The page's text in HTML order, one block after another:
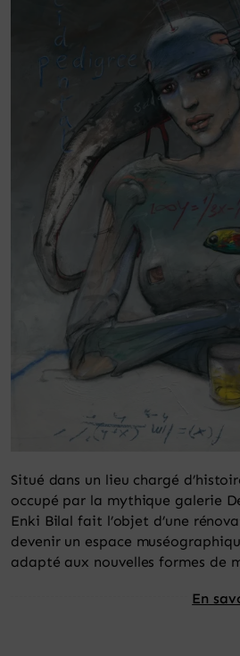
Situé dans un lieu chargé
occupé par la mythique galerie
Enki Bilal fait l’objet d’une
devenir un espace
adapté aux nouvelles formes de
En